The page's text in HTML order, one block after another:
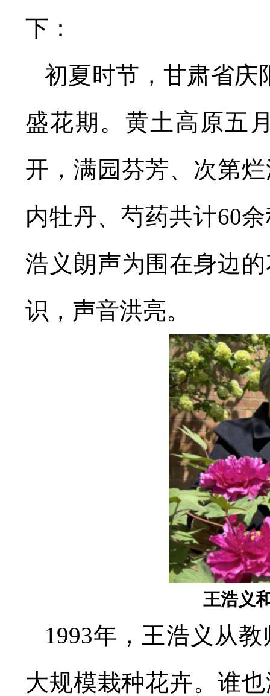
下：
初夏时节，甘肃省庆
盛花期。黄土高原五
开，满园芬芳、次第
内牡丹、芍药共计60
浩义朗声为围在身边
识，声音洪亮。
王浩义
1993年，王浩义从
大规模栽种花卉。谁